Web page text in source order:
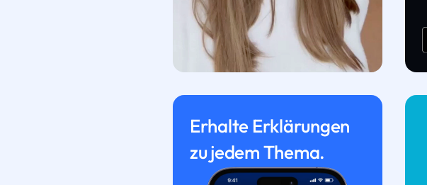
Erhalte Erklärungen
zu jedem Thema.